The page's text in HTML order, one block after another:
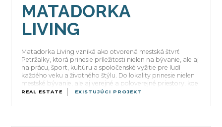
MATADORKA
LIVING
Matadorka Living vzniká ako otvorená mestská štvrť
Petržalky, ktorá prinesie príležitosti nielen na bývanie, ale aj
na prácu, šport, kultúru a spoločenské vyžitie pre ľudí
každého veku a životného štýlu. Do lokality prinesie nielen
mestské bývanie, ale aj verejné a poloverejné priestory, kde
historická identita miesta zostane zachovaná, no zároveň
REAL ESTATE EXISTUJÚCI PROJEKT